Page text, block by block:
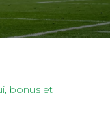
bonus et